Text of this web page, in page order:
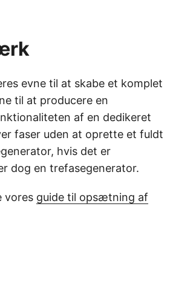
evne til at skabe et komplet
til at producere en
af en dedikeret
faser uden at oprette et fuldt
hvis det er
dog en trefasegenerator.
vores guide til opsætning af